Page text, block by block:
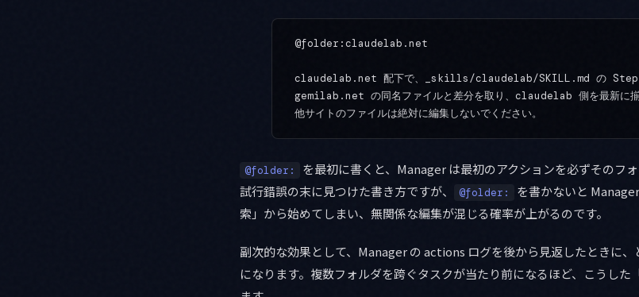
@folder:claudelab.net
claudelab.net 配下で、_skills/claudelab/SKILL.md の Step
gemilab.net の同名ファイルと差分を取り、claudelab 側を最新に揃
他サイトのファイルは絶対に編集しないでください。
@folder:
を最初に書くと、Manager は最初のアクションを必ずそのフ
試行錯誤の末に見つけた書き方ですが、
@folder:
を書かないと
索」から始めてしまい、無関係な編集が混じる確率が上がるのです。
副次的な効果として、Manager の actions ログを後から見返したときに
になります。複数フォルダを跨ぐタスクが当たり前になるほど、こうした